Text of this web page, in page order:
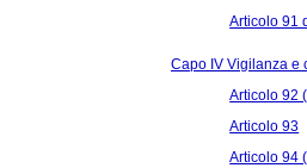
Articolo 91
Capo IV Vigilanza e
Articolo 92
Articolo 93
Articolo 94